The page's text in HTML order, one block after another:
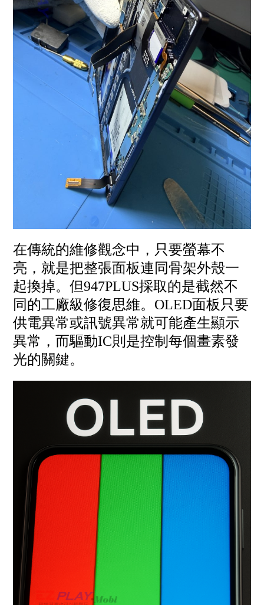
在傳統的維修觀念中，只要螢幕不
亮，就是把整張面板連同骨架外殼一
起換掉。但947PLUS採取的是截然不
同的工廠級修復思維。OLED面板只要
供電異常或訊號異常就可能產生顯示
異常，而驅動IC則是控制每個畫素發
光的關鍵。